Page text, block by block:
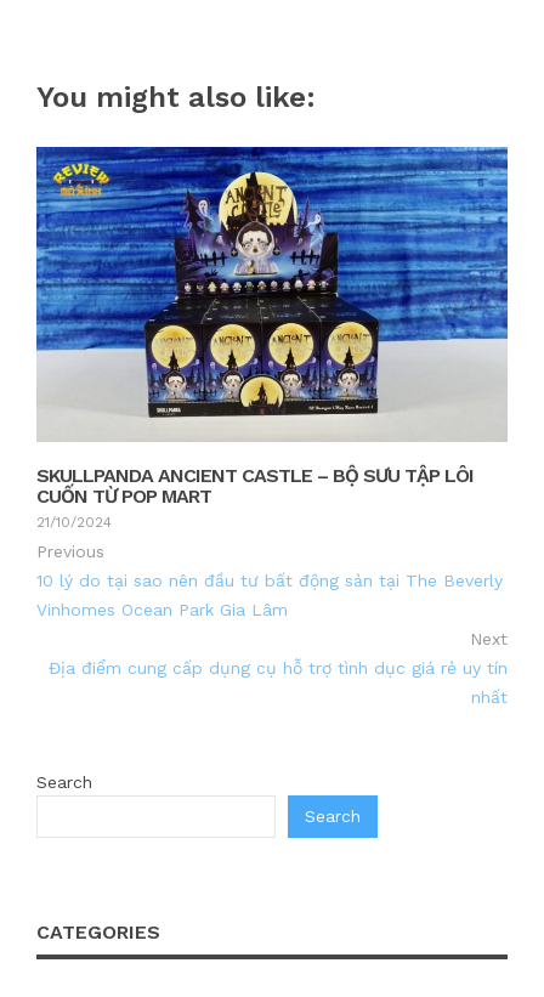
You might also like:
SKULLPANDA ANCIENT CASTLE – BỘ SƯU TẬP LÔI
CUỐN TỪ POP MART
21/10/2024
Previous
10 lý do tại sao nên đầu tư bất động sản tại The Beverly
Vinhomes Ocean Park Gia Lâm
Next
Địa điểm cung cấp dụng cụ hỗ trợ tình dục giá rẻ uy tín
nhất
Search
Search
CATEGORIES